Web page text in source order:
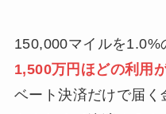
150,000マイルを1.0%
1,500万円ほどの利用
ベート決済だけで届く